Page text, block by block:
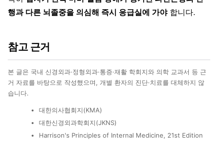
행과 다른 뇌졸중을 의심해 즉시 응급실에 가야합니다.
참고 근거
본 글은 국내 신경외과·정형외과·통증·재활 학회지와 의학 교과서 등 근
거 자료를 바탕으로 작성했으며, 개별 환자의 진단·치료를 대체하지 않
습니다.
대한의사협회지(KMA)
대한신경외과학회지(JKNS)
Harrison's Principles of Internal Medicine, 21st Edition